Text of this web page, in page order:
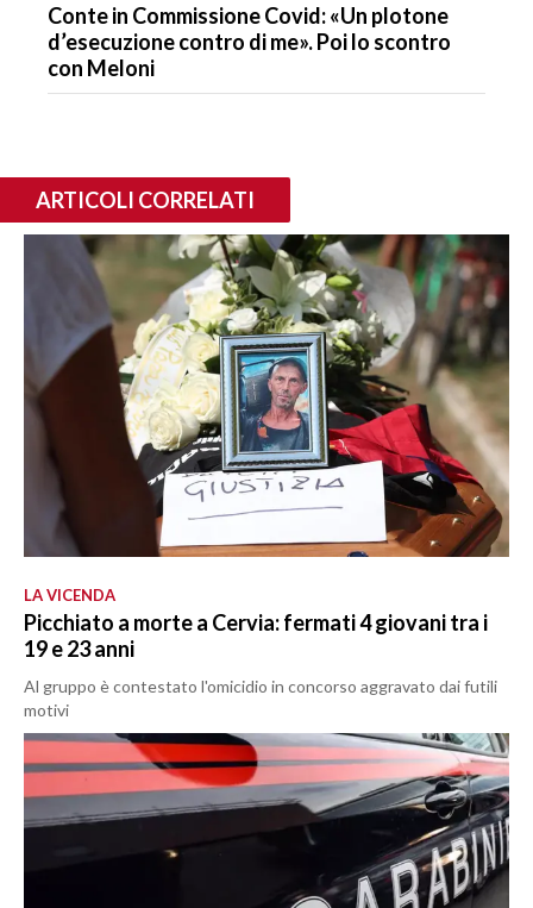
Conte in Commissione Covid: «Un plotone
d’esecuzione contro di me». Poi lo scontro
con Meloni
ARTICOLI CORRELATI
LA VICENDA
Picchiato a morte a Cervia: fermati 4 giovani tra i
19 e 23 anni
Al gruppo è contestato l'omicidio in concorso aggravato dai futili
motivi